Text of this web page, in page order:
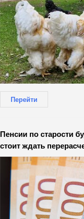
Перейти
Пенсии по старости
стоит ждать